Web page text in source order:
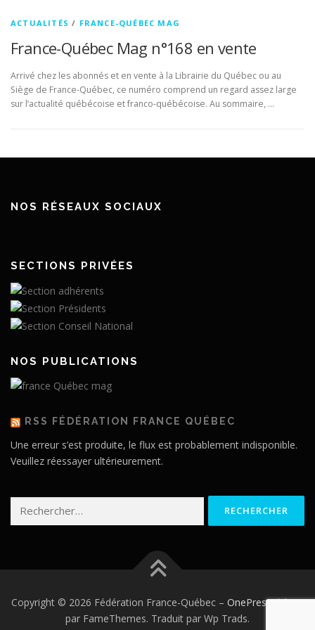
ACTUALITÉS / FRANCE-QUÉBEC MAG
France-Québec Mag n°168 en vente
Arrivé chez les abonnés et en vente à la Librairie du Québec ou au
Siège de France-Québec, ce numéro comprend un regard assez large
sur l’actualité québécoise et franco-québécoise. Au sommaire, …
NOS RÉSEAUX SOCIAUX
SECTIONS PRIVÉES
NOS PUBLICATIONS
RSS FÉDÉRATION FRANCE QUÉBEC
Une erreur s’est produite, le flux est probablement indisponible.
Veuillez réessayer ultérieurement.
Rechercher :
Copyright © 2026 Fédération France-Québec – OnePressthème
par FameThemes. Traduit par Wp Trads.